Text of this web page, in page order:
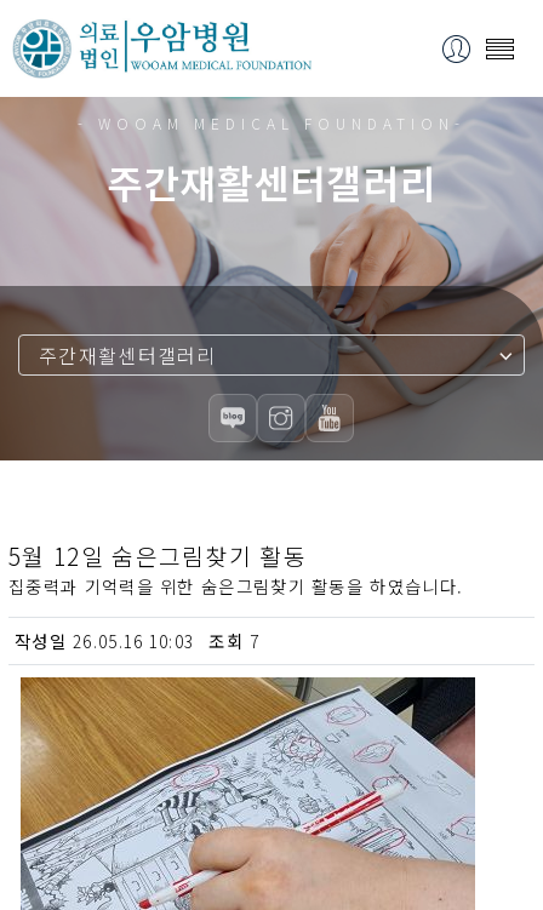
- WOOAM MEDICAL FOUNDATION-
주간재활센터갤러리
주간재활센터갤러리
5월 12일 숨은그림찾기 활동
집중력과 기억력을 위한 숨은그림찾기 활동을 하였습니다.
작성일 26.05.16 10:03 조회 7